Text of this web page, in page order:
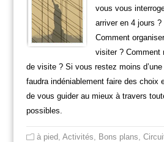
vous vous
arriver en 4 jours
Comment
visiter ? Comment
de visite ? Si vous restez moins
faudra indéniablement faire des choix
de vous guider au mieux à travers
possibles.
à pied Activités Bons plans